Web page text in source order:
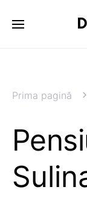
Prima pagină